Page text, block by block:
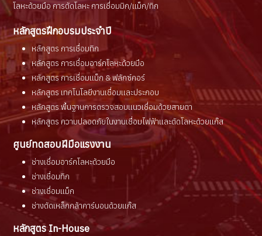
โลหะด้วยมือ การตัดโลหะ การเชื่อมมิก/เเม็ก/ทิก
หลักสูตรฝึกอบรมประจำปี
หลักสูตร การเชื่อมทิก
หลักสูตร การเชื่อมอาร์กโลหะด้วยมือ
หลักสูตร การเชื่อมแม็ก & ฟลักซ์คอร์
หลักสูตร เทคโนโลยีงานเชื่อมและประกอบ
หลักสูตร พื้นฐานการตรวจสอบแนวเชื่อมด้วยสายตา
หลักสูตร ความปลอดภัยในงานเชื่อมไฟฟ้าและตัดโลหะด้วยแก๊ส
ศูนย์ทดสอบฝีมือแรงงาน
ช่างเชื่อมอาร์กโลหะด้วยมือ
ช่างเชื่อมทิก
ช่างเชื่อมแม็ก
ช่างตัดเหล็กกล้าคาร์บอนด้วยแก๊ส
หลักสูตร In-House